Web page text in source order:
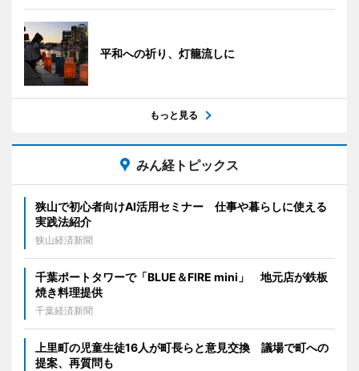
平和への祈り、灯籠流しに
もっと見る
みん経トピックス
狭山で初心者向けAI活用セミナー 仕事や暮らしに使える
実践法紹介
狭山経済新聞
千葉ポートタワーで「BLUE＆FIRE mini」 地元店が鉄板
焼き料理提供
千葉経済新聞
上里町の児童生徒16人が町長らと意見交換 議場で町への
提案、再質問も